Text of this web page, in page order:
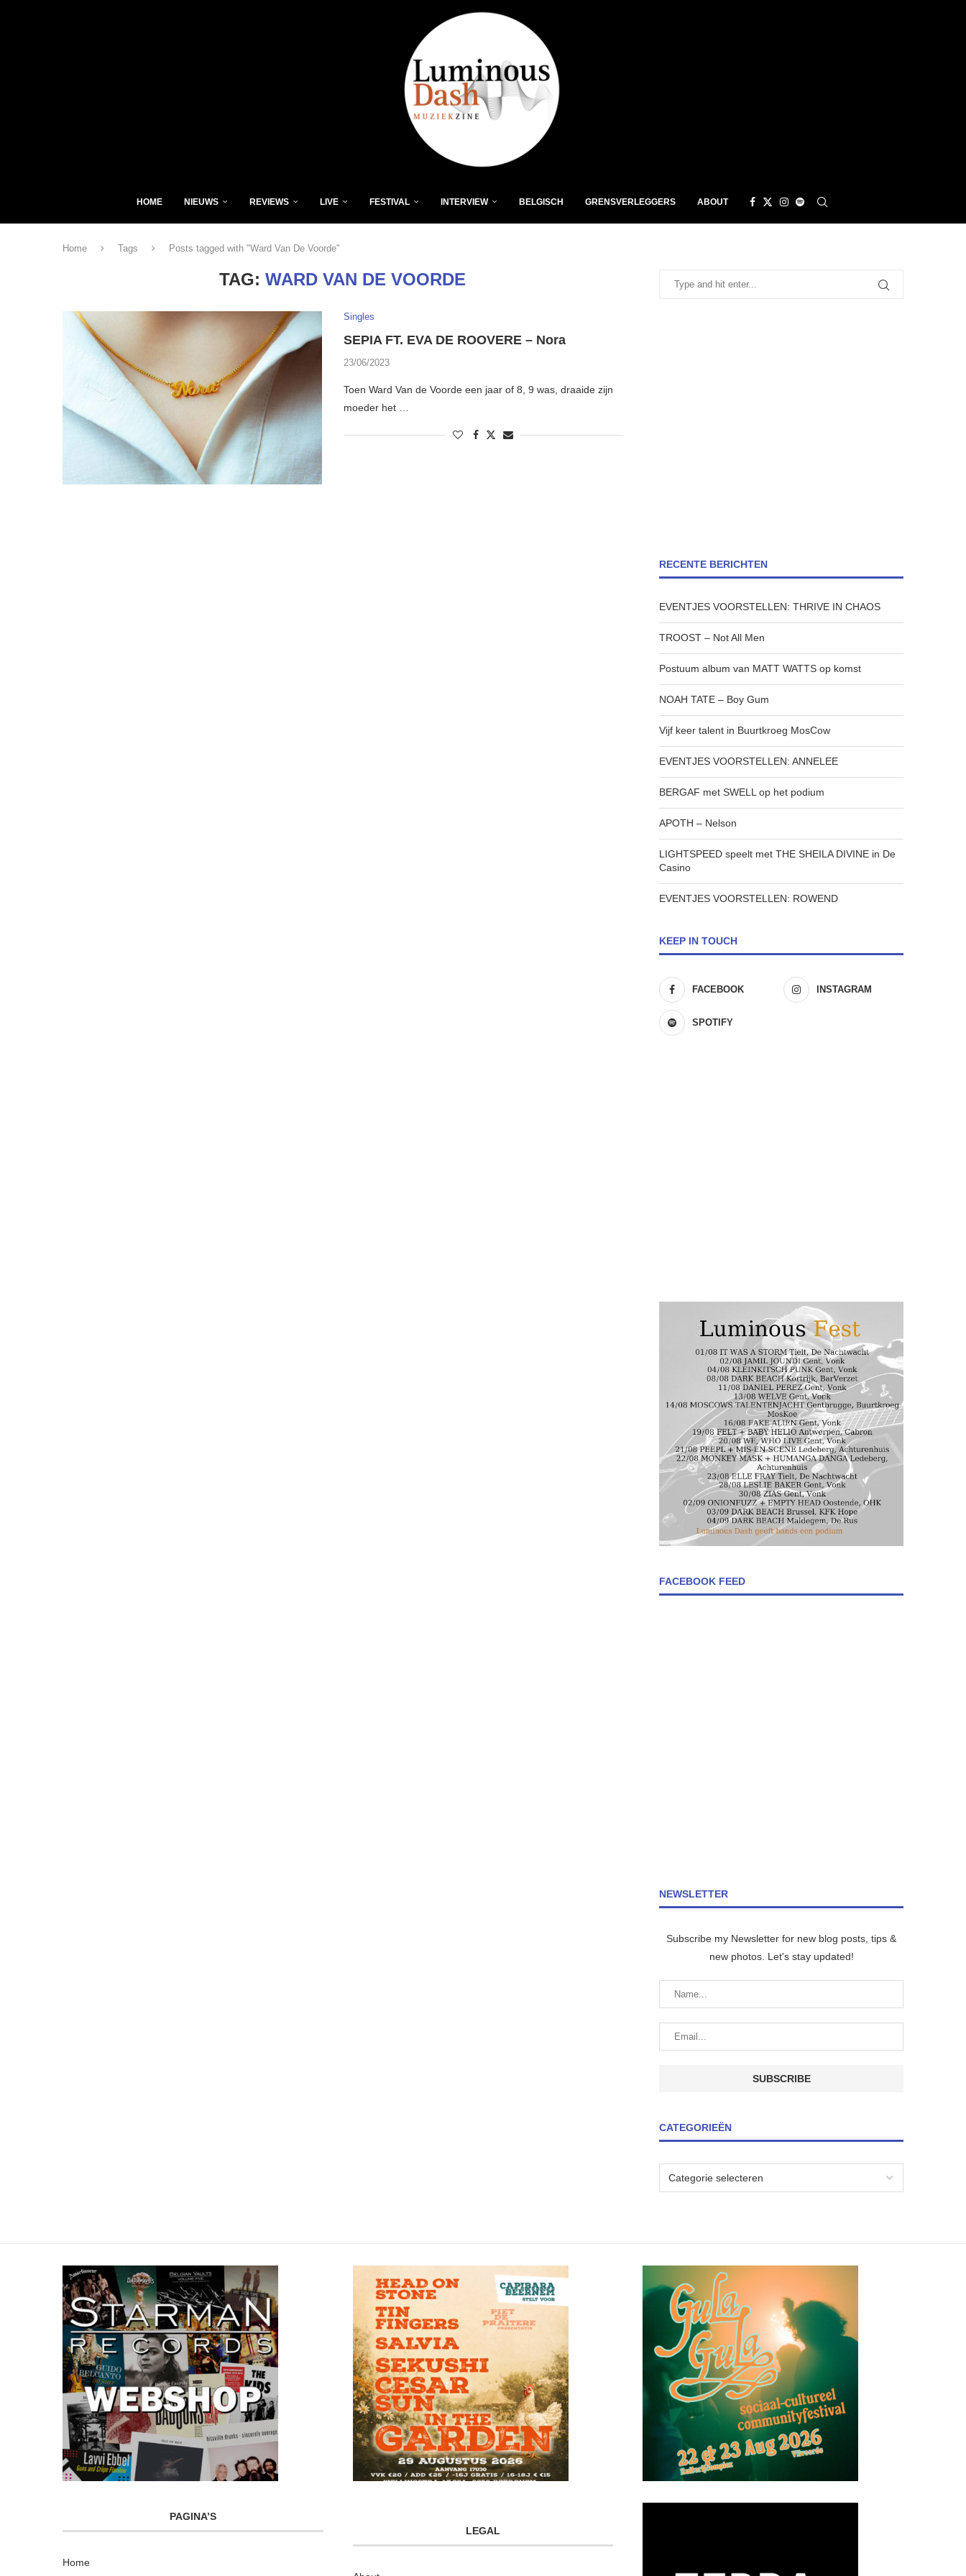
HOME NIEUWS REVIEWS LIVE FESTIVAL INTERVIEW BELGISCH GRENSVERLEGGERS ABOUT
Home Tags Posts tagged with "Ward Van De Voorde"
TAG:WARD VAN DE VOORDE
Singles
SEPIA FT. EVA DE ROOVERE – Nora
23/06/2023
Toen Ward Van de Voorde een jaar of 8, 9 was, draaide zijn
moeder het …
RECENTE BERICHTEN
EVENTJES VOORSTELLEN: THRIVE IN CHAOS
TROOST – Not All Men
Postuum album van MATT WATTS op komst
NOAH TATE – Boy Gum
Vijf keer talent in Buurtkroeg MosCow
EVENTJES VOORSTELLEN: ANNELEE
BERGAF met SWELL op het podium
APOTH – Nelson
LIGHTSPEED speelt met THE SHEILA DIVINE in De
Casino
EVENTJES VOORSTELLEN: ROWEND
KEEP IN TOUCH
FACEBOOK INSTAGRAM
SPOTIFY
FACEBOOK FEED
NEWSLETTER
Subscribe my Newsletter for new blog posts, tips &
new photos. Let's stay updated!
CATEGORIEËN
PAGINA’S
Home
LEGAL